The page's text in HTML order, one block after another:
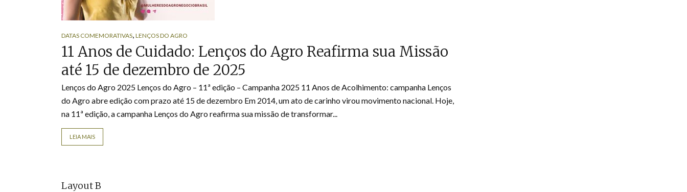
DATAS COMEMORATIVAS, LENÇOS DO AGRO
11 Anos de Cuidado: Lenços do Agro Reafirma sua Missão
até 15 de dezembro de 2025
Lenços do Agro 2025 Lenços do Agro – 11ª edição – Campanha 2025 11 Anos de Acolhimento: campanha Lenços
do Agro abre edição com prazo até 15 de dezembro Em 2014, um ato de carinho virou movimento nacional. Hoje,
na 11ª edição, a campanha Lenços do Agro reafirma sua missão de transformar...
LEIA MAIS
Layout B